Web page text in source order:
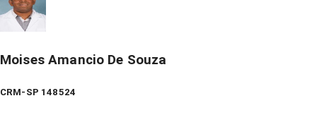
Moises Amancio De Souza
CRM-SP 148524